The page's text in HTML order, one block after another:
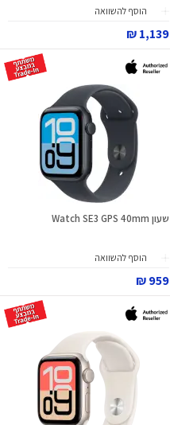
הוסף להשוואה
1,139 ₪
שעון Watch SE3 GPS 40mm
הוסף להשוואה
959 ₪